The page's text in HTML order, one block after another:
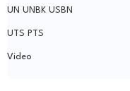
UN UNBK USBN
UTS PTS
Video